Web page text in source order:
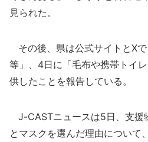
見られた。
その後、県は公式サイトとX
等」、4日に「毛布や携帯トイ
供したことを報告している。
J-CASTニュースは5日、支援
とマスクを選んだ理由について